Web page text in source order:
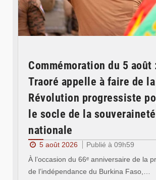
Commémoration du 5 août
Traoré appelle à faire de la
Révolution progressiste
le socle de la souveraineté
nationale
5 août 2026
Publié à 09h59
À l’occasion du 66ᵉ anniversaire de la
de l’indépendance du Burkina Faso,…